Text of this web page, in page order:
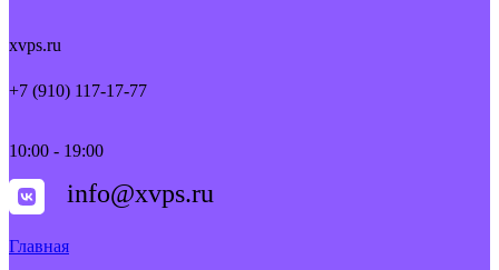
xvps.ru
+7 (910) 117-17-77
10:00 - 19:00
info@xvps.ru
Главная